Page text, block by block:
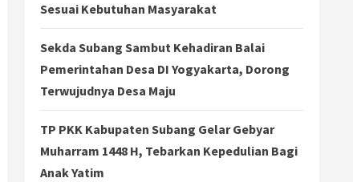
Sesuai Kebutuhan Masyarakat
Sekda Subang Sambut Kehadiran Balai
Pemerintahan Desa DI Yogyakarta, Dorong
Terwujudnya Desa Maju
TP PKK Kabupaten Subang Gelar Gebyar
Muharram 1448 H, Tebarkan Kepedulian Bagi
Anak Yatim